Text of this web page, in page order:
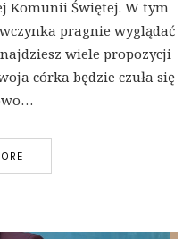
Komunii Świętej. W tym
pragnie wyglądać
wiele propozycji
córka będzie czuła się